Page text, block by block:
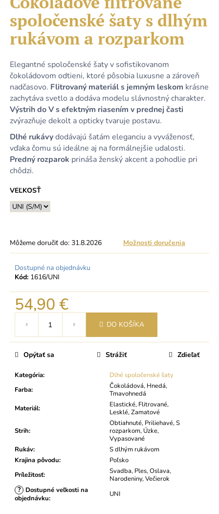
je
z
hviezdičiek.
spoločenské šaty s dlhým
rukávom a rozparkom
Elegantné spoločenské šaty v sofistikovanom
čokoládovom odtieni, ktoré pôsobia luxusne a zároveň
nadčasovo. Flitrovaný materiál s jemným leskom krásne
zachytáva svetlo a dodáva modelu slávnostný charakter.
Výstrih do V s efektným riasením v prednej časti
zvýrazňuje dekolt a opticky tvaruje postavu.
Dlhé rukávydodávajú šatám eleganciu a vyváženosť,
vďaka čomu sú ideálne aj na formálnejšie udalosti.
Predný rozparok prináša ženský akcent a pohodlie pri
chôdzi.
VEĽKOSŤ
Môžeme doručiť do: 31.8.2026 Možnosti doručenia
Dostupné na objednávku
Kód: 1616/UNI
54,90 €
cena:
DO KOŠÍKA
Kategória:
Dlhé spoločenské šaty
Farba:
Čokoládová, Hnedá,
Tmavohnedá
Materiál:
Elastické, Flitrované,
Lesklé, Zamatové
Strih:
Obtiahnuté, Priliehavé, S
rozparkom, Úzke,
Vypasované
Rukáv:
S dlhým rukávom
Krajina pôvodu:
Poľsko
Príležitosť:
Svadba, Ples, Oslava,
Narodeniny, Večierok
?
Dostupné veľkosti na
objednávku: UNI
Opýtať sa Strážiť Zdieľať
a
m
e
DLHÉ
SVETLOMODRÉ
TRBLIETAVÉ
ŠATY
S
3/4
RUKÁVMI
A
54,90
€